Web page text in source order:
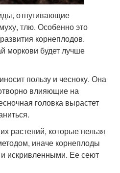
отпугивающие
тлю. Особенно это
корнеплодов.
моркови будет лучше
пользу и чесноку. Она
влияющие на
головка вырастет
растений, которые нельзя
иначе корнеплоды
искривленными. Ее сеют